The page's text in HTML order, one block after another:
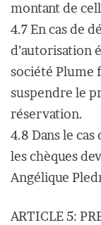
montant de
4.7 En cas de
d’autorisation
société Plume
suspendre le
réservation.
4.8 Dans le
les chèques
Angélique
ARTICLE 5: